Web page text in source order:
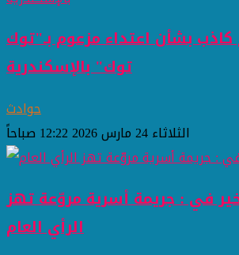
بشأن اعتداء مزعوم بـ"توك
توك" بالإسكندرية
حوادث
الثلاثاء 24 مارس 2026 12:22 صباحاً
في : جريمة أسرية مروّعة تهز
الرأي العام